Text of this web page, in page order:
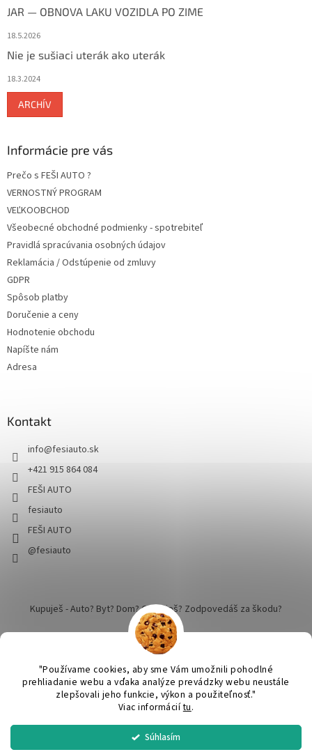
"Používame cookies, aby sme Vám umožnili pohodlné
prehliadanie webu a vďaka analýze prevádzky webu neustále
zlepšovali jeho funkcie, výkon a použiteľnosť."
Viac informáciítu.
Súhlasím
SPRACUJEME a ODOŠLEME do 24 hodín v pracovný deň. Praktický
JAR — OBNOVA LAKU VOZIDLA PO ZIME
18.5.2026
Nie je sušiaci uterák ako uterák
18.3.2024
ARCHÍV
Informácie pre vás
Prečo s FEŠI AUTO ?
VERNOSTNÝ PROGRAM
VEĽKOOBCHOD
Všeobecné obchodné podmienky - spotrebiteľ
Pravidlá spracúvania osobných údajov
Reklamácia / Odstúpenie od zmluvy
GDPR
Spôsob platby
Doručenie a ceny
Hodnotenie obchodu
Napíšte nám
Adresa
Kontakt
info@fesiauto.sk
+421 915 864 084
FEŠI AUTO
fesiauto
FEŠI AUTO
@fesiauto
Kupuješ - Auto? Byt? Dom? Cestuješ? Zodpovedáš za škodu?
Vytvoril Shoptet
FEŠI AUTO - pekné robíme dokonalým